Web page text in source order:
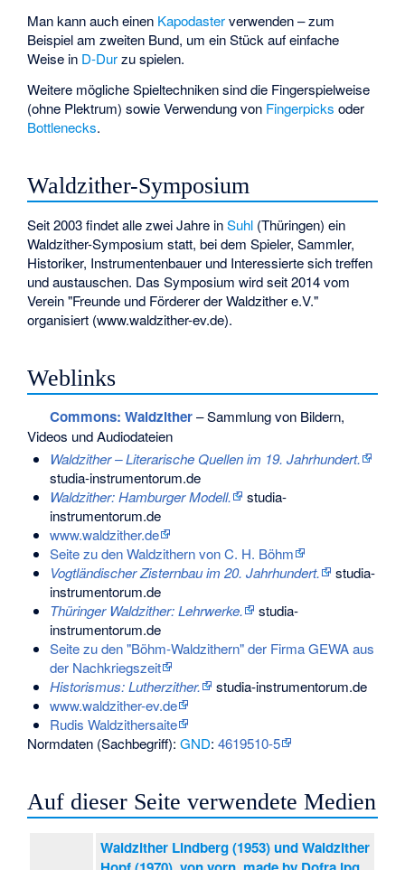
Man kann auch einen Kapodasterverwenden – zum
Beispiel am zweiten Bund, um ein Stück auf einfache
Weise in D-Durzu spielen.
Weitere mögliche Spieltechniken sind die Fingerspielweise
(ohne Plektrum) sowie Verwendung von Fingerpicks oder
Bottlenecks.
Waldzither-Symposium
Seit 2003 findet alle zwei Jahre inSuhl (Thüringen) ein
Waldzither-Symposium statt, bei dem Spieler, Sammler,
Historiker, Instrumentenbauer und Interessierte sich treffen
und austauschen. Das Symposium wird seit 2014 vom
Verein "Freunde und Förderer der Waldzither e.V."
organisiert (www.waldzither-ev.de).
Weblinks
Commons: Waldzither– Sammlung von Bildern,
Videos und Audiodateien
Waldzither – Literarische Quellen im 19. Jahrhundert.
studia-instrumentorum.de
Waldzither: Hamburger Modell.
studia-
instrumentorum.de
www.waldzither.de
Seite zu den Waldzithern von C. H. Böhm
Vogtländischer Zisternbau im 20. Jahrhundert.
studia-
instrumentorum.de
Thüringer Waldzither: Lehrwerke.
studia-
instrumentorum.de
Seite zu den "Böhm-Waldzithern" der Firma GEWA aus
der Nachkriegszeit
Historismus: Lutherzither.
studia-instrumentorum.de
www.waldzither-ev.de
Rudis Waldzithersaite
Normdaten (Sachbegriff):GND:4619510-5
Auf dieser Seite verwendete Medien
Waldzither Lindberg (1953) und Waldzither